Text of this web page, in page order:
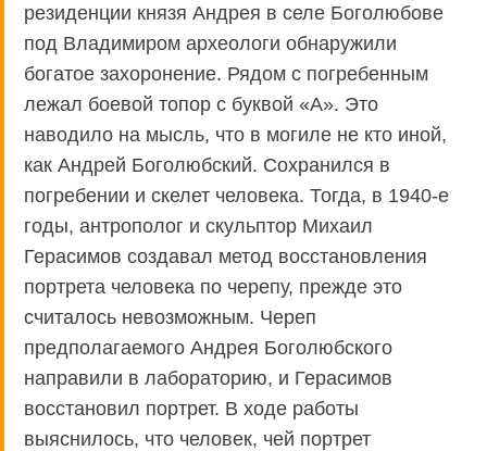
резиденции князя Андрея в селе Боголюбове
под Владимиром археологи обнаружили
богатое захоронение. Рядом с погребенным
лежал боевой топор с буквой «А». Это
наводило на мысль, что в могиле не кто иной,
как Андрей Боголюбский. Сохранился в
погребении и скелет человека. Тогда, в 1940-е
годы, антрополог и скульптор Михаил
Герасимов создавал метод восстановления
портрета человека по черепу, прежде это
считалось невозможным. Череп
предполагаемого Андрея Боголюбского
направили в лабораторию, и Герасимов
восстановил портрет. В ходе работы
выяснилось, что человек, чей портрет